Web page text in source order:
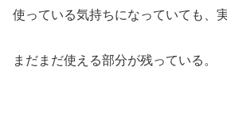
使っている気持ちになっていても、
まだまだ使える部分が残っている。